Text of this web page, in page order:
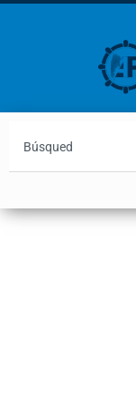
Email
Estoy de